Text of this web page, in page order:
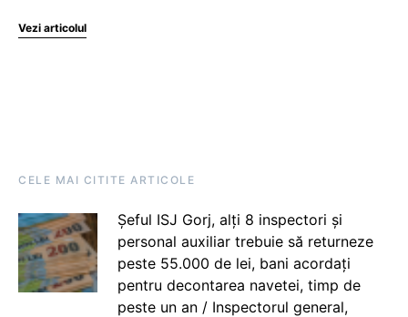
Vezi articolul
CELE MAI CITITE ARTICOLE
Șeful ISJ Gorj, alți 8 inspectori și
personal auxiliar trebuie să returneze
peste 55.000 de lei, bani acordați
pentru decontarea navetei, timp de
peste un an / Inspectorul general,